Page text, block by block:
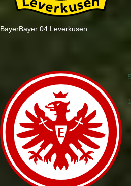
BayerBayer 04 Leverkusen
: